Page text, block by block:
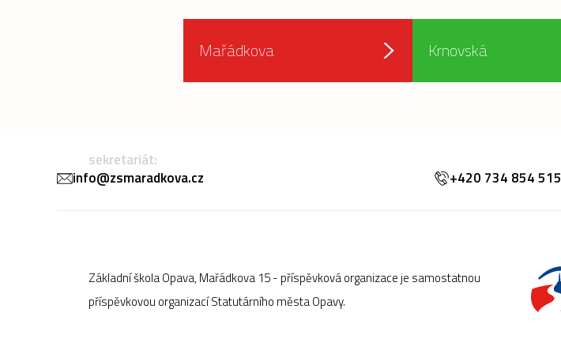
Mařádkova Krnovská
sekretariát:
info@zsmaradkova.cz
+420 734 854 515
Základní škola Opava, Mařádkova 15 - příspěvková organizace je samostatnou
příspěvkovou organizací Statutárního města Opavy.